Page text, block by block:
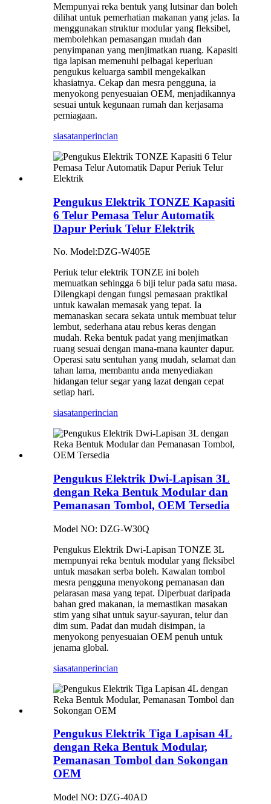
Mempunyai reka bentuk yang lutsinar dan boleh
dilihat untuk pemerhatian makanan yang jelas. Ia
menggunakan struktur modular yang fleksibel,
membolehkan pemasangan mudah dan
penyimpanan yang menjimatkan ruang. Kapasiti
tiga lapisan memenuhi pelbagai keperluan
pengukus keluarga sambil mengekalkan
khasiatnya. Cekap dan mesra pengguna, ia
menyokong penyesuaian OEM, menjadikannya
sesuai untuk kegunaan rumah dan kerjasama
perniagaan.
siasatanperincian
Pengukus Elektrik TONZE Kapasiti
6 Telur Pemasa Telur Automatik
Dapur Periuk Telur Elektrik
No. Model:DZG-W405E
Periuk telur elektrik TONZE ini boleh
memuatkan sehingga 6 biji telur pada satu masa.
Dilengkapi dengan fungsi pemasaan praktikal
untuk kawalan memasak yang tepat. Ia
memanaskan secara sekata untuk membuat telur
lembut, sederhana atau rebus keras dengan
mudah. ​​Reka bentuk padat yang menjimatkan
ruang sesuai dengan mana-mana kaunter dapur.
Operasi satu sentuhan yang mudah, selamat dan
tahan lama, membantu anda menyediakan
hidangan telur segar yang lazat dengan cepat
setiap hari.
siasatanperincian
Pengukus Elektrik Dwi-Lapisan 3L
dengan Reka Bentuk Modular dan
Pemanasan Tombol, OEM Tersedia
Model NO: DZG-W30Q
Pengukus Elektrik Dwi-Lapisan TONZE 3L
mempunyai reka bentuk modular yang fleksibel
untuk masakan serba boleh. Kawalan tombol
mesra pengguna menyokong pemanasan dan
pelarasan masa yang tepat. Diperbuat daripada
bahan gred makanan, ia memastikan masakan
stim yang sihat untuk sayur-sayuran, telur dan
dim sum. Padat dan mudah disimpan, ia
menyokong penyesuaian OEM penuh untuk
jenama global.
siasatanperincian
Pengukus Elektrik Tiga Lapisan 4L
dengan Reka Bentuk Modular,
Pemanasan Tombol dan Sokongan
OEM
Model NO: DZG-40AD